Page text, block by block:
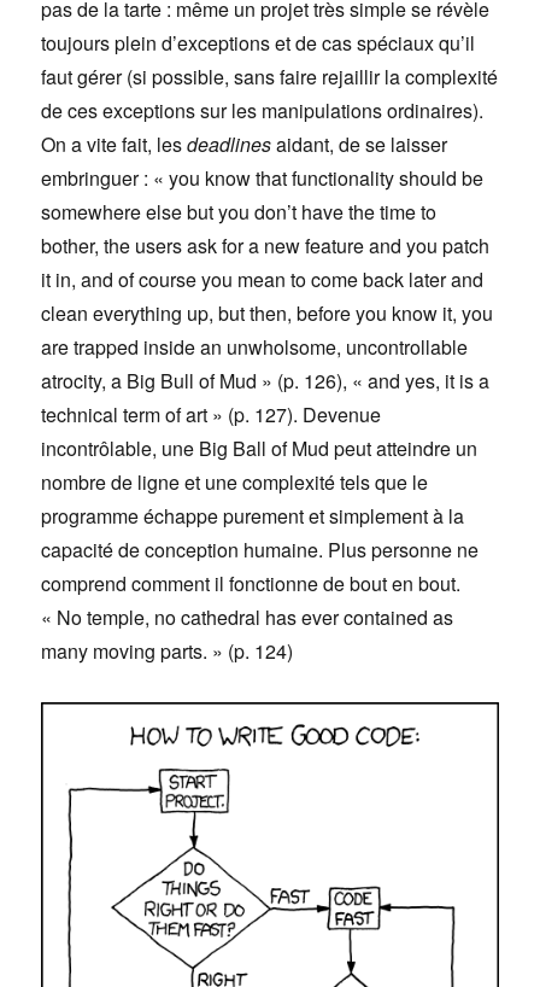
pas de la tarte : même un projet très simple se révèle
toujours plein d’exceptions et de cas spéciaux qu’il
faut gérer (si possible, sans faire rejaillir la complexité
de ces exceptions sur les manipulations ordinaires).
On a vite fait, lesdeadlinesaidant, de se laisser
embringuer : « you know that functionality should be
somewhere else but you don’t have the time to
bother, the users ask for a new feature and you patch
it in, and of course you mean to come back later and
clean everything up, but then, before you know it, you
are trapped inside an unwholsome, uncontrollable
atrocity, a Big Bull of Mud » (p. 126), « and yes, it is a
technical term of art » (p. 127). Devenue
incontrôlable, une Big Ball of Mud peut atteindre un
nombre de ligne et une complexité tels que le
programme échappe purement et simplement à la
capacité de conception humaine. Plus personne ne
comprend comment il fonctionne de bout en bout.
« No temple, no cathedral has ever contained as
many moving parts. » (p. 124)